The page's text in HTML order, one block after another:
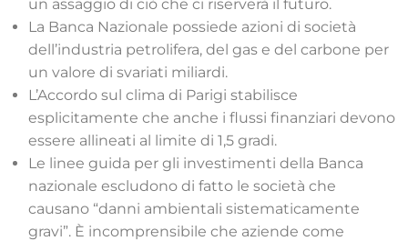
un assaggio di ciò che ci riserverà il futuro.
La Banca Nazionale possiede azioni di società
dell’industria petrolifera, del gas e del carbone per
un valore di svariati miliardi.
L’Accordo sul clima di Parigi stabilisce
esplicitamente che anche i flussi finanziari devono
essere allineati al limite di 1,5 gradi.
Le linee guida per gli investimenti della Banca
nazionale escludono di fatto le società che
causano “danni ambientali sistematicamente
gravi”. È incomprensibile che aziende come